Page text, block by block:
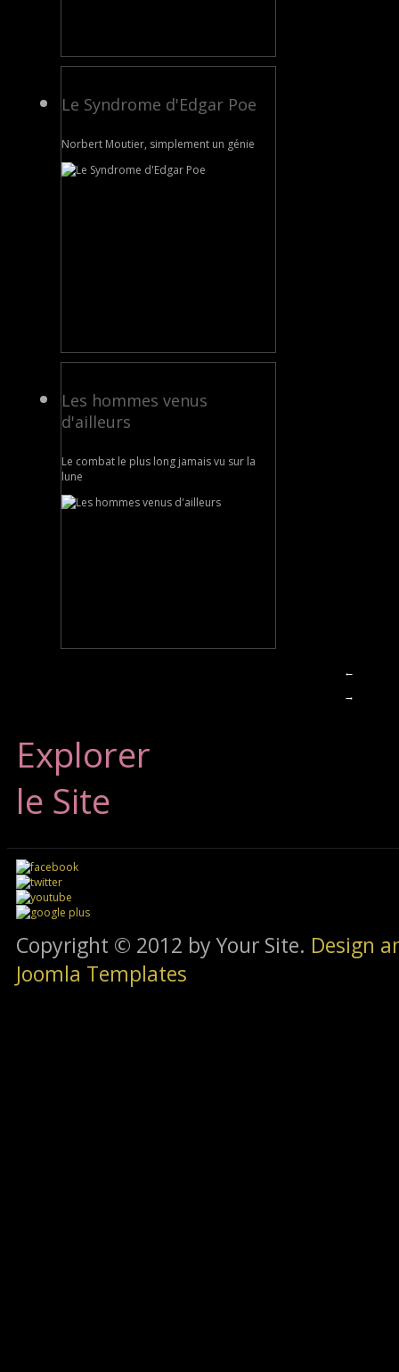
Le Syndrome d'Edgar Poe
Norbert Moutier, simplement un génie
Les hommes venus
d'ailleurs
Le combat le plus long jamais vu sur la
lune
←
→
Explorer
le Site
Copyright © 2012 by Your Site. Design
Joomla Templates